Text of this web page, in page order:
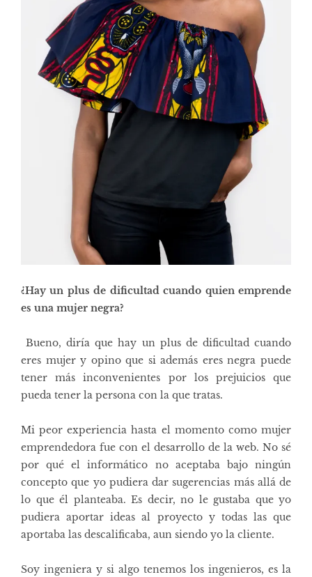
¿Hay un plus de dificultad cuando quien emprende
es una mujer negra?
Bueno, diría que hay un plus de dificultad cuando
eres mujer y opino que si además eres negra puede
tener más inconvenientes por los prejuicios que
pueda tener la persona con la que tratas.
Mi peor experiencia hasta el momento como mujer
emprendedora fue con el desarrollo de la web. No sé
por qué el informático no aceptaba bajo ningún
concepto que yo pudiera dar sugerencias más allá de
lo que él planteaba. Es decir, no le gustaba que yo
pudiera aportar ideas al proyecto y todas las que
aportaba las descalificaba, aun siendo yo la cliente.
Soy ingeniera y si algo tenemos los ingenieros, es la